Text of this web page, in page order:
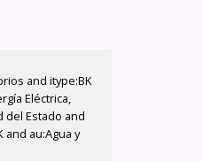
and itype:BK
Eléctrica,
del Estado and
and au:Agua y